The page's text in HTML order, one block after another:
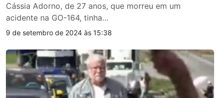
Cássia Adorno, de 27 anos, que morreu em um
acidente na GO-164, tinha…
9 de setembro de 2024 às 15:38